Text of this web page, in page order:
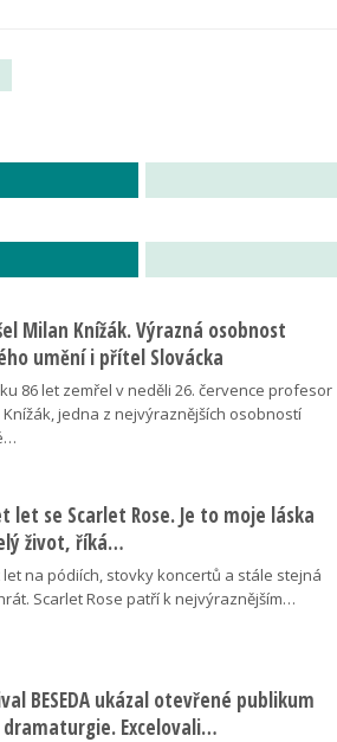
Milan Knížák. Výrazná osobnost
umění i přítel Slovácka
86 let zemřel v neděli 26. července profesor
jedna z nejvýraznějších osobností
let se Scarlet Rose. Je to moje láska
život, říká…
let na pódiích, stovky koncertů a stále stejná
Scarlet Rose patří k nejvýraznějším…
BESEDA ukázal otevřené publikum
dramaturgie. Excelovali…